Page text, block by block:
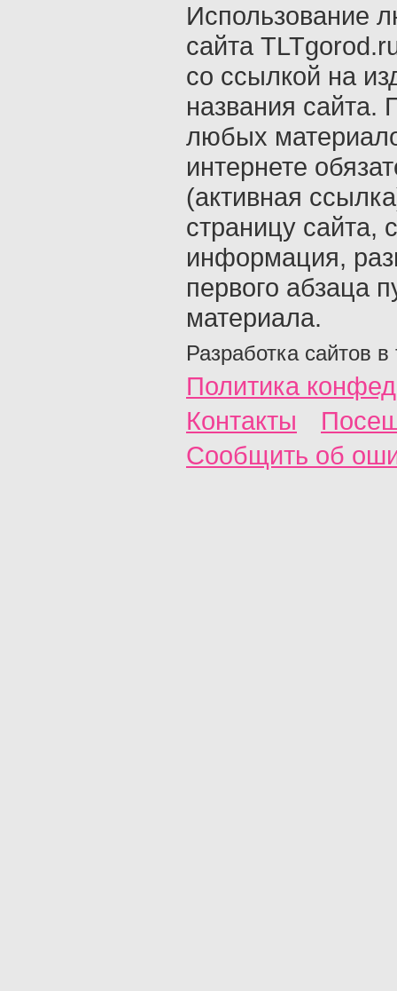
Использование
сайта
со ссылкой на
названия сайта.
любых
интернете
(активная
страницу сайта,
информация,
первого абзаца
материала.
Разработка сайтов в
Политика
Контакты
Сообщить об